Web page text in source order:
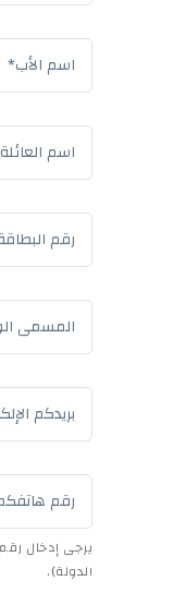
الدولة).